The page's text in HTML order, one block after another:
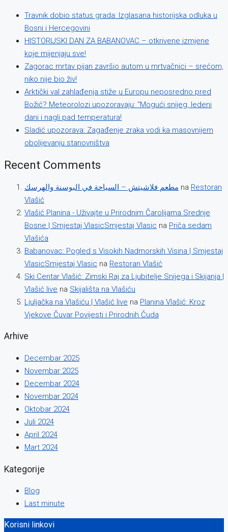
Travnik dobio status grada: Izglasana historijska odluka u
Bosni i Hercegovini
HISTORIJSKI DAN ZA BABANOVAC – otkrivene izmjene
koje mijenjaju sve!
Zagorac mrtav pijan završio autom u mrtvačnici – srećom,
niko nije bio živ!
Arktički val zahlađenja stiže u Europu neposredno pred
Božić? Meteorolozi upozoravaju: “Mogući snijeg, ledeni
dani i nagli pad temperatura!
Sladić upozorava: Zagađenje zraka vodi ka masovnijem
obolijevanju stanovništva
Recent Comments
مطعم فلاشيتش – السياحة في البوسنة والهرسك na Restoran
Vlašić
Vlašić Planina - Uživajte u Prirodnim Čarolijama Srednje
Bosne | Smjestaj VlasicSmjestaj Vlasic na Priča sedam
Vlašića
Babanovac: Pogled s Visokih Nadmorskih Visina | Smjestaj
VlasicSmjestaj Vlasic na Restoran Vlašić
Ski Centar Vlašić: Zimski Raj za Ljubitelje Snijega i Skijanja |
Vlašić live na Skijališta na Vlašiću
Ljuljačka na Vlašiću | Vlašić live na Planina Vlašić: Kroz
Vjekove Čuvar Povijesti i Prirodnih Čuda
Arhive
Decembar 2025
Novembar 2025
Decembar 2024
Novembar 2024
Oktobar 2024
Juli 2024
April 2024
Mart 2024
Kategorije
Blog
Last minute
Korisni linkovi